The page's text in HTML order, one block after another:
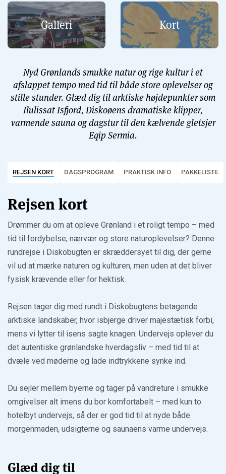
Galleri Kort
Nyd Grønlands smukke natur og rige kultur i et
afslappet tempo med tid til både store oplevelser og
stille stunder. Glæd dig til arktiske højdepunkter som
Ilulissat Isfjord, Diskoøens dramatiske klipper,
varmende sauna og dagstur til den kælvende gletsjer
Eqip Sermia.
REJSEN KORT DAGSPROGRAM PRAKTISK INFO PAKKELISTE
Rejsen kort
Drømmer du om at opleve Grønland i et roligt tempo – med
tid til fordybelse, nærvær og store naturoplevelser? Denne
rundrejse i Diskobugten er skræddersyet til dig, der gerne
vil ud at mærke naturen og kulturen, men uden at det bliver
fysisk krævende eller for hektisk.
Rejsen tager dig med rundt i Diskobugtens betagende
arktiske landskaber, hvor isbjerge driver majestætisk forbi,
mens vi lytter til isens sagte knagen. Undervejs oplever du
det autentiske grønlandske hverdagsliv – med tid til at
dvæle ved møderne og lade indtrykkene synke ind.
Du sejler mellem byerne og tager på vandreture i smukke
omgivelser alt imens du bor komfortabelt – med kun to
hotelbyt undervejs, så der er god tid til at nyde både
morgenmaden, udsigterne og saunaens varme undervejs.
Glæd dig til